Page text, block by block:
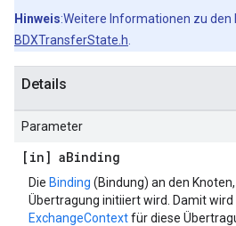
Hinweis:Weitere Informationen zu den
BDXTransferState.h
Details
Parameter
[in] aBinding
Die Binding (Bindung) an den
Übertragung initiiert wird. Damit
ExchangeContextfür diese